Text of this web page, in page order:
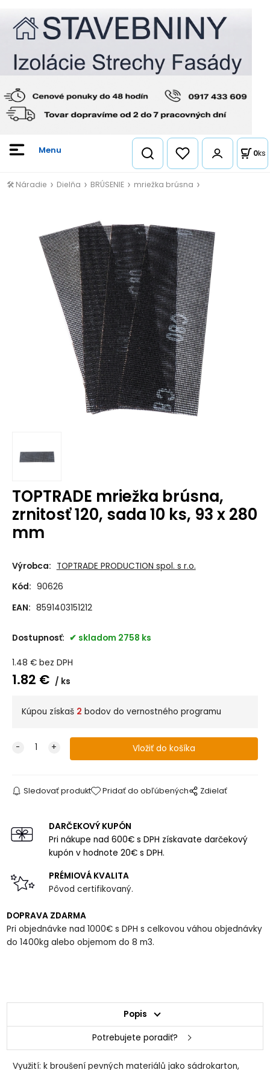
0ks
🛠️ Náradie Dielňa BRÚSENIE mriežka brúsna
TOPTRADE mriežka brúsna,
zrnitosť 120, sada 10 ks, 93 x 280
mm
Výrobca: TOPTRADE PRODUCTION spol. s r.o.
Kód: 90626
EAN: 8591403151212
Dostupnosť: skladom 2758 ks
1.48 € bez DPH
1.82 € ks
Kúpou získaš 2 bodov do vernostného programu
Sledovať produkt Pridať do obľúbených Zdielať
DARČEKOVÝ KUPÓN
Pri nákupe nad 600€ s DPH získavate darčekový
kupón v hodnote 20€ s DPH.
PRÉMIOVÁ KVALITA
Pôvod certifikovaný.
DOPRAVA ZDARMA
Pri objednávke nad 1000€ s DPH s celkovou váhou objednávky
do 1400kg alebo objemom do 8 m3.
Popis
Potrebujete poradiť?
Využití: k broušení pevných materiálů jako sádrokarton,